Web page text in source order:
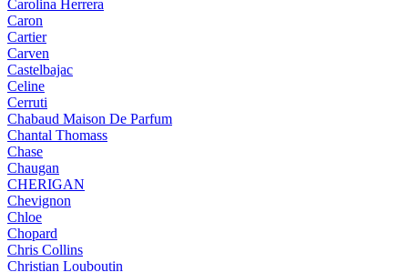
Carolina Herrera
Caron
Cartier
Carven
Castelbajac
Celine
Cerruti
Chabaud Maison De Parfum
Chantal Thomass
Chase
Chaugan
CHERIGAN
Chevignon
Chloe
Chopard
Chris Collins
Christian Louboutin